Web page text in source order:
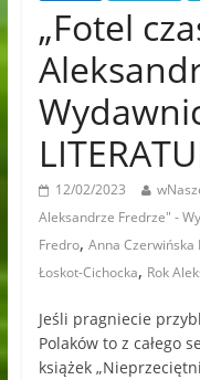
„Fotel
12/02/2023
Aleksandrze Fredrze" -
Fredro, Anna Czerwińska
Łoskot-Cichocka, Rok
Jeśli pragniecie
Polaków to z całego
książek